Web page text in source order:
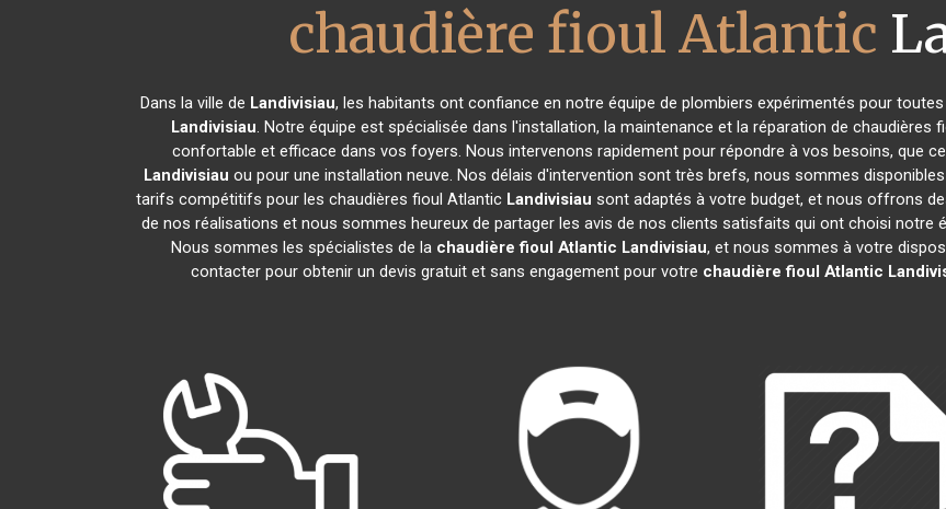
chaudière fioul Atlantic
Dans la ville de Landivisiau, les habitants ont confiance en notre équipe de plombiers expérimentés pour
Landivisiau. Notre équipe est spécialisée dans l'installation, la maintenance et la réparation de chaudières
confortable et efficace dans vos foyers. Nous intervenons rapidement pour répondre à vos besoins, que
Landivisiau ou pour une installation neuve. Nos délais d'intervention sont très brefs, nous sommes
tarifs compétitifs pour les chaudières fioul Atlantic Landivisiau sont adaptés à votre budget, et nous offrons
de nos réalisations et nous sommes heureux de partager les avis de nos clients satisfaits qui ont choisi notre
Nous sommes les spécialistes de la chaudière fioul Atlantic Landivisiau, et nous sommes à votre
contacter pour obtenir un devis gratuit et sans engagement pour votre chaudière fioul Atlantic